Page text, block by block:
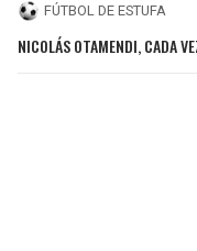
FÚTBOL DE ESTUFA
NICOLÁS OTAMENDI, CADA